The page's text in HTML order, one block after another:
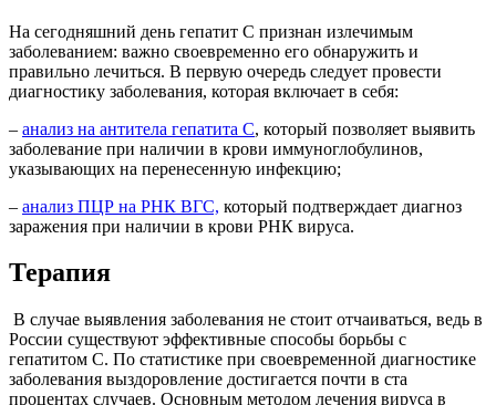
На сегодняшний день гепатит С признан излечимым
заболеванием: важно своевременно его обнаружить и
правильно лечиться. В первую очередь следует провести
диагностику заболевания, которая включает в себя:
– анализ на антитела гепатита С, который позволяет выявить
заболевание при наличии в крови иммуноглобулинов,
указывающих на перенесенную инфекцию;
– анализ ПЦР на РНК ВГС, который подтверждает диагноз
заражения при наличии в крови РНК вируса.
Терапия
В случае выявления заболевания не стоит отчаиваться, ведь в
России существуют эффективные способы борьбы с
гепатитом С. По статистике при своевременной диагностике
заболевания выздоровление достигается почти в ста
процентах случаев. Основным методом лечения вируса в